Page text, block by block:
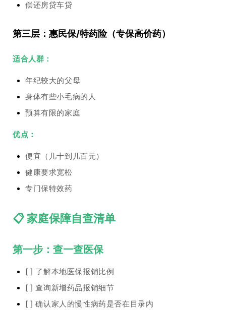
偿还房贷车贷
第三层：惠民保/特药险（专保高价药）
适合人群：
年纪较大的父母
身体有些小毛病的人
预算有限的家庭
优点：
便宜（几十到几百元）
健康要求宽松
专门保特效药
📋 家庭保障自查清单
第一步：查一查医保
[ ] 了解本地医保报销比例
[ ] 查询新增药品报销细节
[ ] 确认家人的慢性病药是否在目录内